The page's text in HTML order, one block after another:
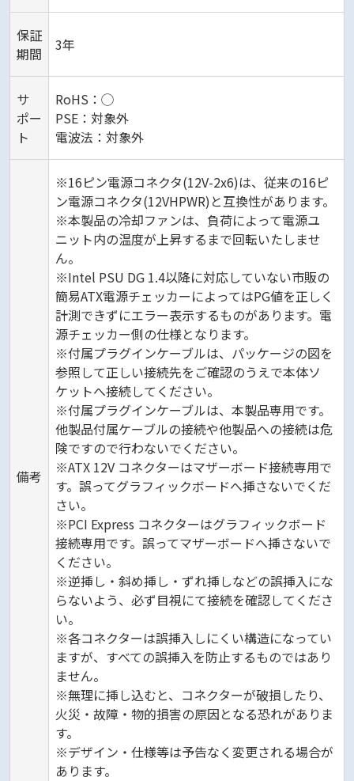
保証
期間
3年
サ
ポー
ト
RoHS：◯
PSE：対象外
電波法：対象外
備考
※16ピン電源コネクタ(12V-2x6)は、従来の16ピ
ン電源コネクタ(12VHPWR)と互換性があります。
※本製品の冷却ファンは、負荷によって電源ユ
ニット内の温度が上昇するまで回転いたしませ
ん。
※Intel PSU DG 1.4以降に対応していない市販の
簡易ATX電源チェッカーによってはPG値を正しく
計測できずにエラー表示するものがあります。電
源チェッカー側の仕様となります。
※付属プラグインケーブルは、パッケージの図を
参照して正しい接続先をご確認のうえで本体ソ
ケットへ接続してください。
※付属プラグインケーブルは、本製品専用です。
他製品付属ケーブルの接続や他製品への接続は危
険ですので行わないでください。
※ATX 12V コネクターはマザーボード接続専用で
す。誤ってグラフィックボードへ挿さないでくだ
さい。
※PCI Express コネクターはグラフィックボード
接続専用です。誤ってマザーボードへ挿さないで
ください。
※逆挿し・斜め挿し・ずれ挿しなどの誤挿入にな
らないよう、必ず目視にて接続を確認してくださ
い。
※各コネクターは誤挿入しにくい構造になってい
ますが、すべての誤挿入を防止するものではあり
ません。
※無理に挿し込むと、コネクターが破損したり、
火災・故障・物的損害の原因となる恐れがありま
す。
※デザイン・仕様等は予告なく変更される場合が
あります。